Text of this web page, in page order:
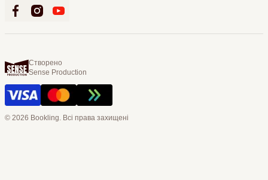
Створено
Sense Production
© 2026 Bookling. Всі права захищені